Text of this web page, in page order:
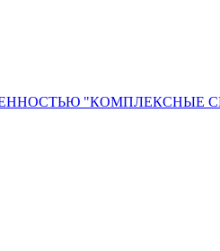
"КОМПЛЕКСНЫЕ